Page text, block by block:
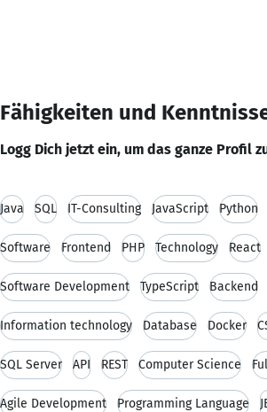
Fähigkeiten und
Logg Dich jetzt ein, um das ganze Profil
Java SQL IT-Consulting JavaScript Python
Software Frontend PHP Technology React
Software Development TypeScript Backend
Information technology Database Docker
SQL Server API REST Computer Science
Agile Development Programming Language